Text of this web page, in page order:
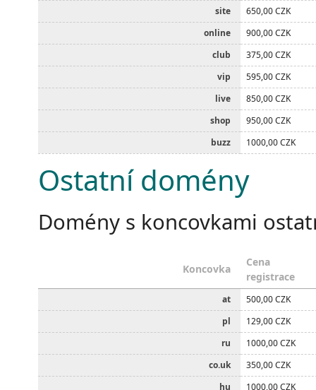
site
650,00 CZK
online
900,00 CZK
club
375,00 CZK
vip
595,00 CZK
live
850,00 CZK
shop
950,00 CZK
buzz
1000,00 CZK
Ostatní domény
Domény s koncovkami
Koncovka
Cena
registrace
at
500,00 CZK
pl
129,00 CZK
ru
1000,00 CZK
co.uk
350,00 CZK
hu
1000,00 CZK